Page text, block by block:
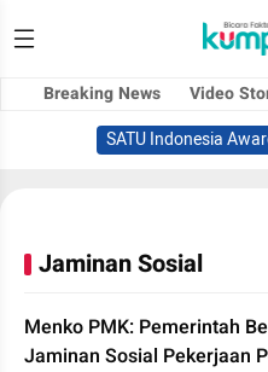
Breaking News Video
SATU Indonesia
Jaminan Sosial
Menko PMK: Pemerintah
Jaminan Sosial Pekerjaan